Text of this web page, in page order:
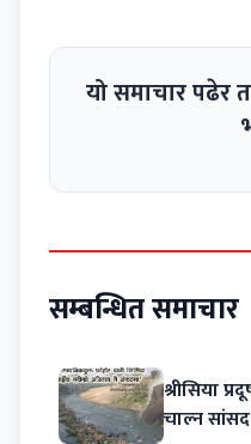
यो समाचार पढेर
सम्बन्धित समाचार
श्रीसिया
चाल्न सांसद